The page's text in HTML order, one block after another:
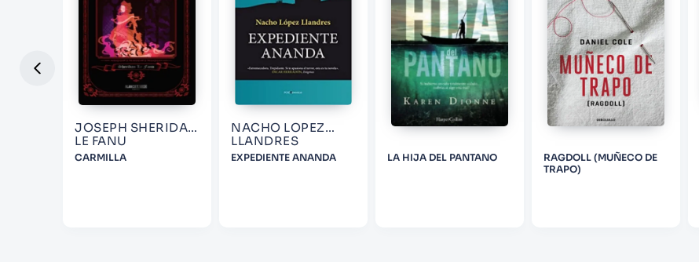
JOSEPH SHERIDAN
LE FANU
CARMILLA
NACHO LOPEZ
LLANDRES
EXPEDIENTE ANANDA LA HIJA DEL PANTANO
RAGDOLL (MUÑECO DE
TRAPO)